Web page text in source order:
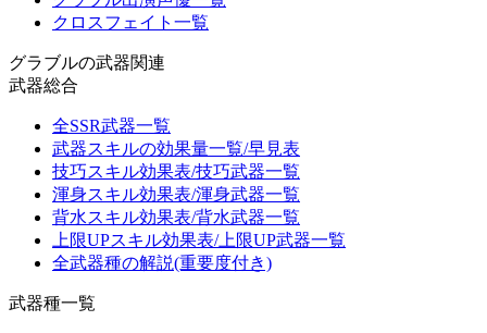
クロスフェイト一覧
グラブルの武器関連
武器総合
全SSR武器一覧
武器スキルの効果量一覧/早見表
技巧スキル効果表/技巧武器一覧
渾身スキル効果表/渾身武器一覧
背水スキル効果表/背水武器一覧
上限UPスキル効果表/上限UP武器一覧
全武器種の解説(重要度付き)
武器種一覧